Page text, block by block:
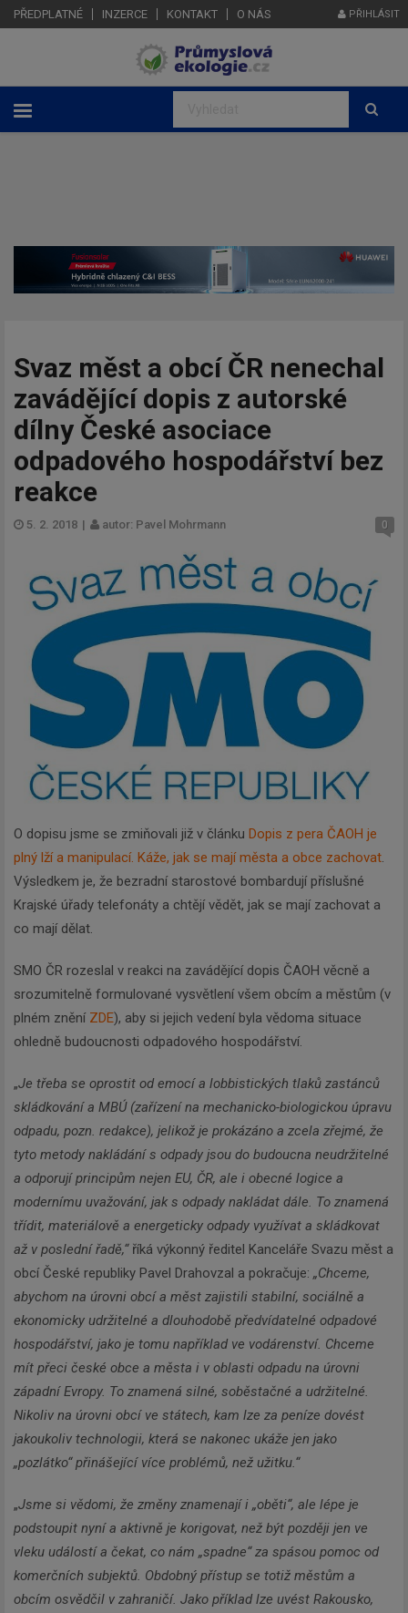
PŘEDPLATNÉ INZERCE KONTAKT O NÁS PŘIHLÁSIT
Svaz měst a obcí ČR nenechal
zavádějící dopis z autorské
dílny České asociace
odpadového hospodářství bez
reakce
5. 2. 2018 | autor: Pavel Mohrmann 0
O dopisu jsme se zmiňovali již v článku Dopis z pera ČAOH je
plný lží a manipulací. Káže, jak se mají města a obce zachovat.
Výsledkem je, že bezradní starostové bombardují příslušné
Krajské úřady telefonáty a chtějí vědět, jak se mají zachovat a
co mají dělat.
SMO ČR rozeslal v reakci na zavádějící dopis ČAOH věcně a
srozumitelně formulované vysvětlení všem obcím a městům (v
plném znění ZDE), aby si jejich vedení byla vědoma situace
ohledně budoucnosti odpadového hospodářství.
„Je třeba se oprostit od emocí a lobbistických tlaků zastánců
skládkování a MBÚ (zařízení na mechanicko-biologickou úpravu
odpadu, pozn. redakce), jelikož je prokázáno a zcela zřejmé, že
tyto metody nakládání s odpady jsou do budoucna neudržitelné
a odporují principům nejen EU, ČR, ale i obecné logice a
modernímu uvažování, jak s odpady nakládat dále. To znamená
třídit, materiálově a energeticky odpady využívat a skládkovat
až v poslední řadě,“říká výkonný ředitel Kanceláře Svazu měst a
obcí České republiky Pavel Drahovzal a pokračuje: „Chceme,
abychom na úrovni obcí a měst zajistili stabilní, sociálně a
ekonomicky udržitelné a dlouhodobě předvídatelné odpadové
hospodářství, jako je tomu například ve vodárenství. Chceme
mít přeci české obce a města i v oblasti odpadu na úrovni
západní Evropy. To znamená silné, soběstačné a udržitelné.
Nikoliv na úrovni obcí ve státech, kam lze za peníze dovést
jakoukoliv technologii, která se nakonec ukáže jen jako
„pozlátko“ přinášející více problémů, než užitku.“
„Jsme si vědomi, že změny znamenají i „oběti“, ale lépe je
podstoupit nyní a aktivně je korigovat, než být později jen ve
vleku událostí a čekat, co nám „spadne“ za spásou pomoc od
komerčních subjektů. Obdobný přístup se totiž městům a
obcím osvědčil v zahraničí. Jako příklad lze uvést Rakousko,